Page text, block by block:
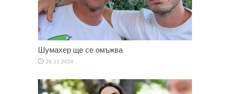
Шумахер ще се омъжва
26.11.2024